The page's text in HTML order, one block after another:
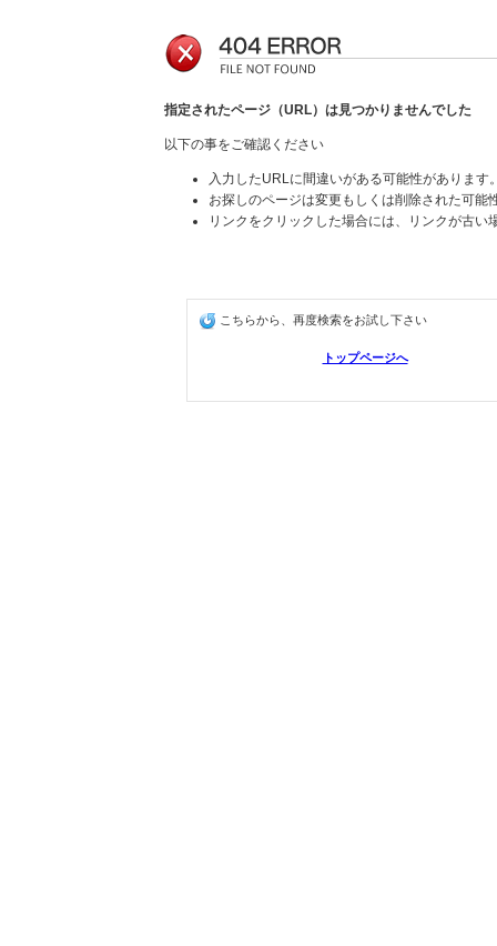
指定されたページ（URL）は見つかりませんでした
以下の事をご確認ください
入力したURLに間違いがある可能性があります
お探しのページは変更もしくは削除された可能
リンクをクリックした場合には、リンクが古い
こちらから、再度検索をお試し下さい
トップページへ